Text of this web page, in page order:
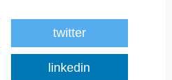
twitter
linkedin